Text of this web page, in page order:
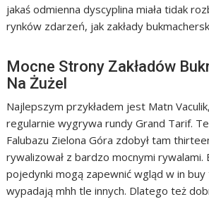
jakaś odmienna dyscyplina miała tidak
rynków zdarzeń, jak zakłady
Mocne Strony Zakładów
Na Żużel
Najlepszym przykładem jest Matn
regularnie wygrywa rundy Grand Tarif.
Falubazu Zielona Góra zdobył tam
rywalizował z bardzo mocnymi rywalami.
pojedynki mogą zapewnić wgląd w in
wypadają mhh tle innych. Dlatego też